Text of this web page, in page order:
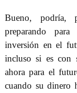
Bueno, podría,
preparando
inversión en el
incluso si es con
ahora para el
cuando su dinero